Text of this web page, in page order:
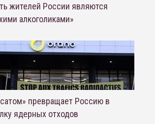
жителей России являются
алкоголиками»
превращает Россию в
ядерных отходов